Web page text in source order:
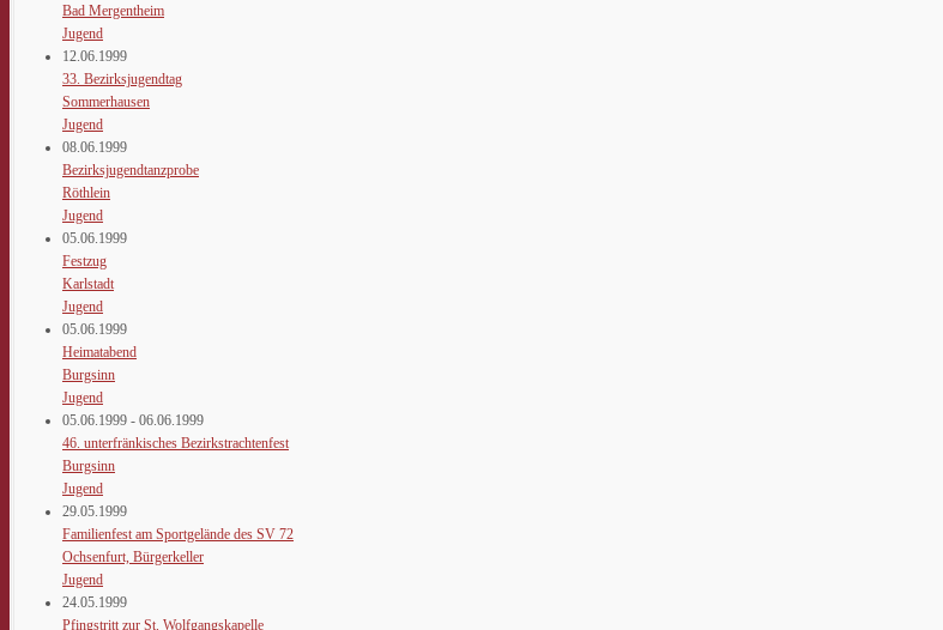
Bad Mergentheim
Jugend
12.06.1999
33. Bezirksjugendtag
Sommerhausen
Jugend
08.06.1999
Bezirksjugendtanzprobe
Röthlein
Jugend
05.06.1999
Festzug
Karlstadt
Jugend
05.06.1999
Heimatabend
Burgsinn
Jugend
05.06.1999 - 06.06.1999
46. unterfränkisches Bezirkstrachtenfest
Burgsinn
Jugend
29.05.1999
Familienfest am Sportgelände des SV 72
Ochsenfurt, Bürgerkeller
Jugend
24.05.1999
Pfingstritt zur St. Wolfgangskapelle